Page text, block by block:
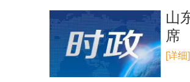
山
席
[详细]